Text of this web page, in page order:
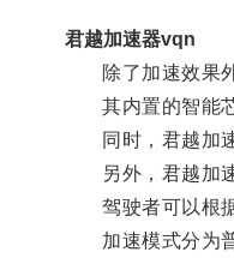
君越加速器vqn
除了加速效果外
其内置的智能芯
同时，君越加速
另外，君越加速
驾驶者可以根据
加速模式分为普